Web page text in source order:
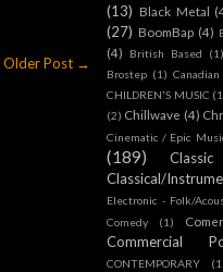
Older Post →
(13) Black Metal
(27) BoomBap (4)
(4)
British Based (1)
Brostep (1) Canadian
CHILDREN'S MUSIC
(2) Chillwave (4)
Cinematic / Epic
(189)
Classical/
Electronic - Folk/
Comedy (1)
Commercial
CONTEMPORARY